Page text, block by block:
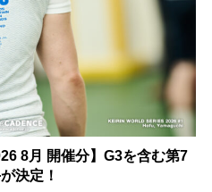
8月 開催分】G3を含む第7
決定！